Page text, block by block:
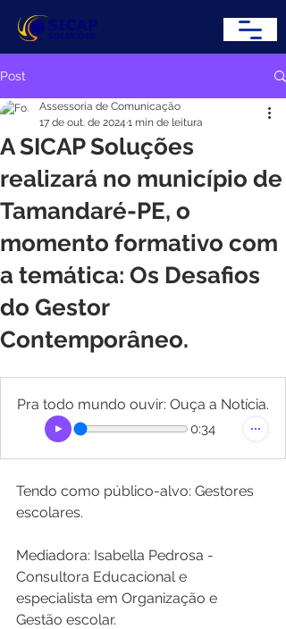
Post
A SICAP Soluções
realizará no município de
Tamandaré-PE, o
momento formativo com
a temática: Os Desafios
do Gestor
Contemporâneo.
Assessoria de Comunicação
17 de out. de 2024 1 min de leitura
Pra todo mundo ouvir: Ouça a Notícia.
0:34
Tendo como público-alvo: Gestores
escolares.
Mediadora: Isabella Pedrosa -
Consultora Educacional e
especialista em Organização e
Gestão escolar.